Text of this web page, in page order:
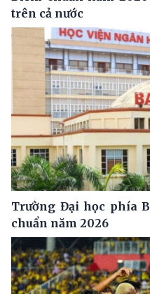
trên cả nước
Trường Đại học phía
chuẩn năm 2026